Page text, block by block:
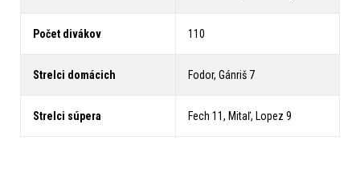
Počet divákov 110
Strelci domácich Fodor, Gánriš 7
Strelci súpera Fech 11, Mitaľ, Lopez 9